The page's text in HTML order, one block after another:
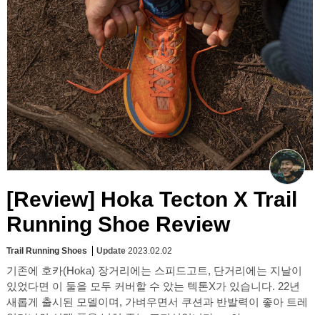
[Review] Hoka Tecton X Trail
Running Shoe Review
Trail Running Shoes Update 2023.02.02
기존에 호카(Hoka) 장거리에는 스피드고트, 단거리에는 지날이
있었다면 이 둘을 모두 커버할 수 았는 텍톤X가 있습니다. 22년
새롭게 출시된 모델이며, 가벼우면서 쿠션과 반발력이 좋아 트레